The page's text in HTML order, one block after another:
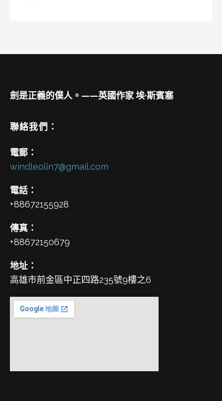
劍是正義的僕人。——英國作家 埃·斯賓塞
聯絡我們：
電郵：
windleolin7@gmail.com
電話：
+88672155928
傳真：
+88672150679
地址：
高雄市前金區中正四路235號9樓之6